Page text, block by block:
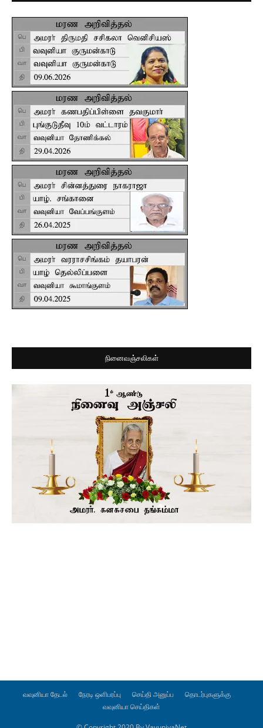
நினைவஞ்சலிகள்
வவுனியா தேடல் நேரடி ஒளிபரப்பு செய்தி அனுப்ப
தொடர்புகளுக்கு
வவுனியா செய்திகள்